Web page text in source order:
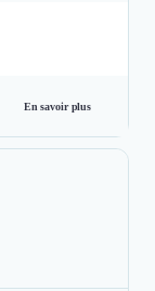
En savoir plus